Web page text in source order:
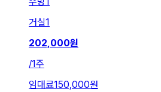
거실1
202,000원
/1주
임대료150,000원